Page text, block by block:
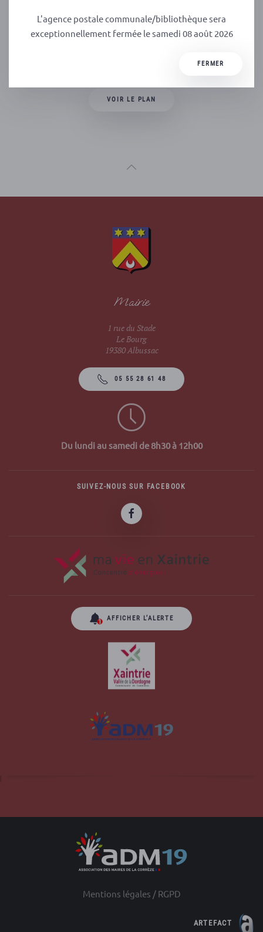
VOIR LE PLAN
Mairie
1 rue du Stade
Le Bourg
19380 Albussac
05 55 28 61 48
Du lundi au samedi de 8h30 à 12h00
SUIVEZ-NOUS SUR FACEBOOK
AFFICHER L’ALERTE
Mentions légales / RGPD
ARTEFACT
L'agence postale communale/bibliothèque sera
exceptionnellement fermée le samedi 08 août 2026
FERMER